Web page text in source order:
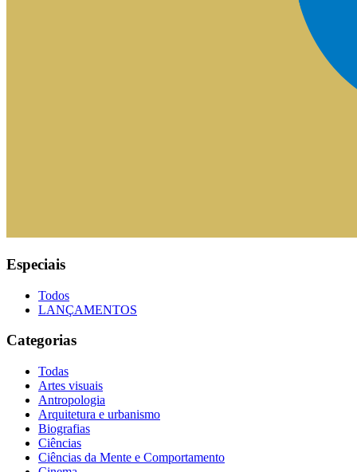
Especiais
Todos
LANÇAMENTOS
Categorias
Todas
Artes visuais
Antropologia
Arquitetura e urbanismo
Biografias
Ciências
Ciências da Mente e Comportamento